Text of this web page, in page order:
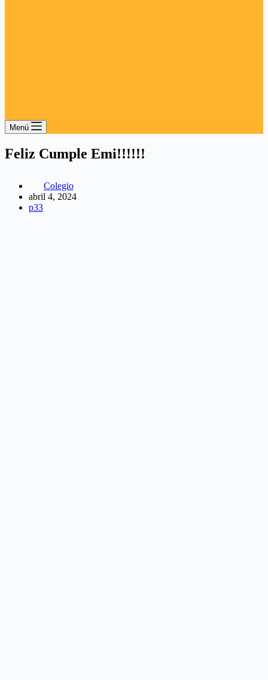
Menú
Feliz Cumple Emi!!!!!!
Colegio
abril 4, 2024
p33